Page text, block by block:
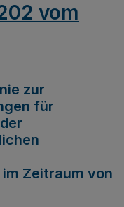
vom
zur
für
Zeitraum von